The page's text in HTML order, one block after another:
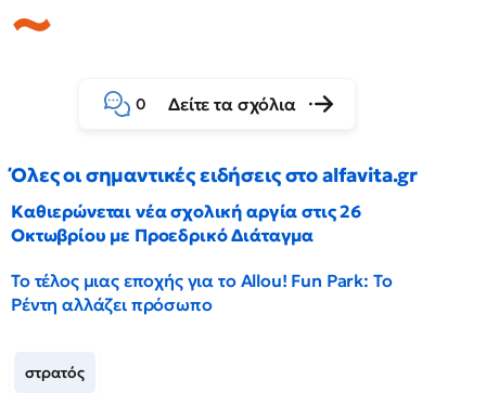
0 Δείτε τα σχόλια
Όλες οι σημαντικές ειδήσεις στο alfavita.gr
Καθιερώνεται νέα σχολική αργία στις 26
Οκτωβρίου με Προεδρικό Διάταγμα
Το τέλος μιας εποχής για το Allou! Fun Park: Το
Ρέντη αλλάζει πρόσωπο
στρατός